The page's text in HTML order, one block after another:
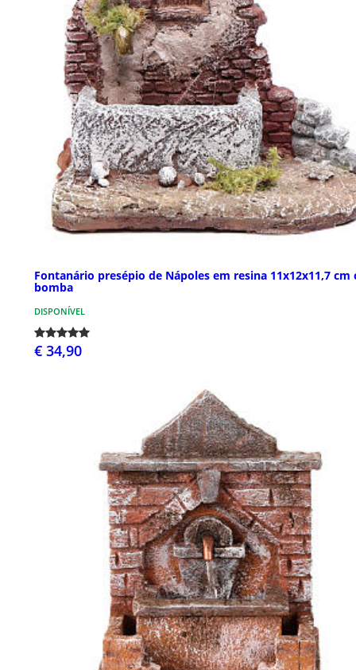
Fontanário presépio de Nápoles em resina 11x12x11,7 cm
bomba
DISPONÍVEL
€ 34,90